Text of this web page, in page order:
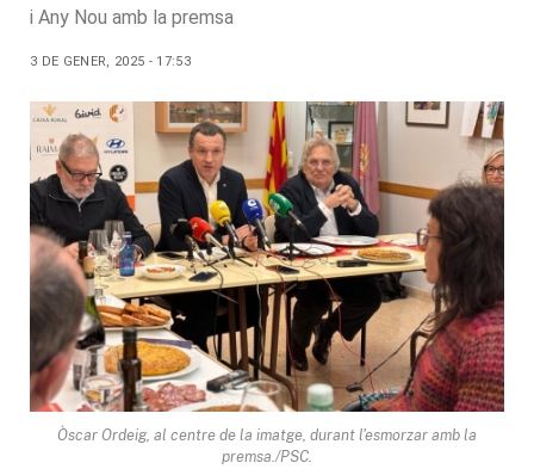
i Any Nou amb la premsa
3 DE GENER, 2025 - 17:53
Òscar Ordeig, al centre de la imatge, durant l'esmorzar amb la
premsa./PSC.